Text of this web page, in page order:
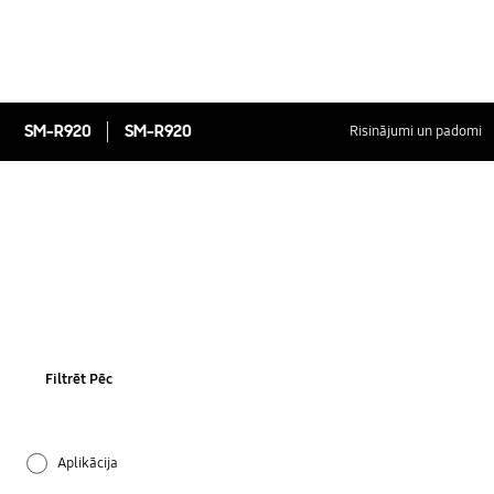
SM-R920 SM-R920 Risinājumi un padomi
Filtrēt Pēc
Aplikācija